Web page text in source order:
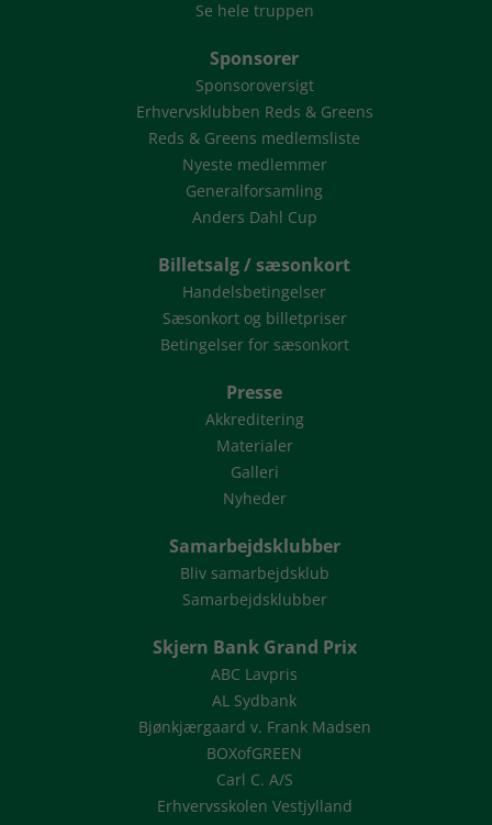
Se hele truppen
Sponsorer
Sponsoroversigt
Erhvervsklubben Reds & Greens
Reds & Greens medlemsliste
Nyeste medlemmer
Generalforsamling
Anders Dahl Cup
Billetsalg / sæsonkort
Handelsbetingelser
Sæsonkort og billetpriser
Betingelser for sæsonkort
Presse
Akkreditering
Materialer
Galleri
Nyheder
Samarbejdsklubber
Bliv samarbejdsklub
Samarbejdsklubber
Skjern Bank Grand Prix
ABC Lavpris
AL Sydbank
Bjønkjærgaard v. Frank Madsen
BOXofGREEN
Carl C. A/S
Erhvervsskolen Vestjylland